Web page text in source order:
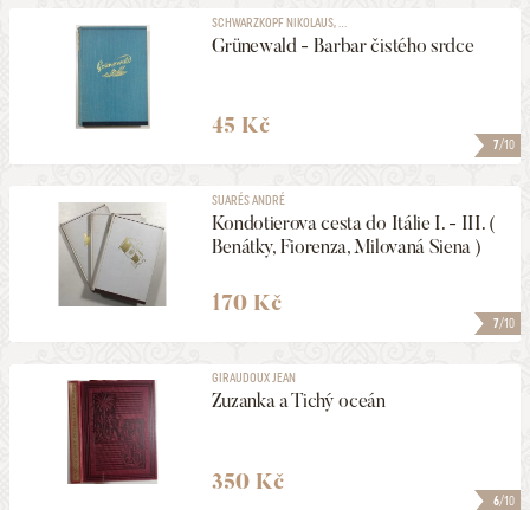
7/10
SCHWARZKOPF NIKOLAUS, ...
Grünewald - Barbar čistého srdce
45 Kč
7/10
SUARÉS ANDRÉ
Kondotierova cesta do Itálie I. - III. (
Benátky, Fiorenza, Milovaná Siena )
170 Kč
6/10
GIRAUDOUX JEAN
Zuzanka a Tichý oceán
350 Kč